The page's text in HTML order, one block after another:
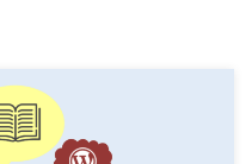
能
アニメーション